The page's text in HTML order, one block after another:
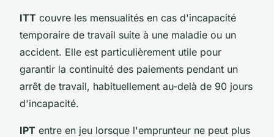
ITT couvre les mensualités en cas d'incapacité
temporaire de travail suite à une maladie ou un
accident. Elle est particulièrement utile pour
garantir la continuité des paiements pendant un
arrêt de travail, habituellement au-delà de 90 jours
d'incapacité.
IPT entre en jeu lorsque l'emprunteur ne peut plus